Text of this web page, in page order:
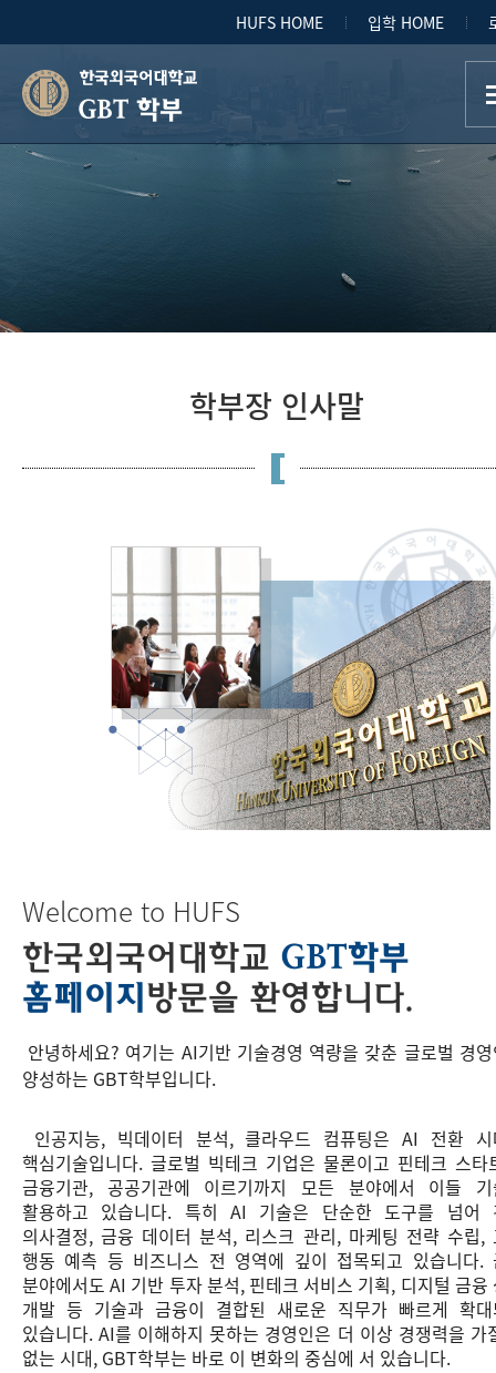
HUFS HOME 입학 HOME
GBT 학부
학부장 인사말
Welcome to HUFS
한국외국어대학교 GBT학부
홈페이지 방문을 환영합니다.
안녕하세요? 여기는 AI기반 기술경영 역량을 갖춘 글로벌 경
양성하는 GBT학부입니다.
인공지능, 빅데이터 분석, 클라우드 컴퓨팅은 AI 전환 시
핵심기술입니다. 글로벌 빅테크 기업은 물론이고 핀테크 스타
금융기관, 공공기관에 이르기까지 모든 분야에서 이들 기
활용하고 있습니다. 특히 AI 기술은 단순한 도구를 넘어
의사결정, 금융 데이터 분석, 리스크 관리, 마케팅 전략 수립,
행동 예측 등 비즈니스 전 영역에 깊이 접목되고 있습니다.
분야에서도 AI 기반 투자 분석, 핀테크 서비스 기획, 디지털 금융
개발 등 기술과 금융이 결합된 새로운 직무가 빠르게 확대
있습니다. AI를 이해하지 못하는 경영인은 더 이상 경쟁력을 가
없는 시대, GBT학부는 바로 이 변화의 중심에 서 있습니다.